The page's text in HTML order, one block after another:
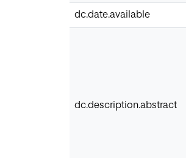
dc.date.available
dc.description.abstract